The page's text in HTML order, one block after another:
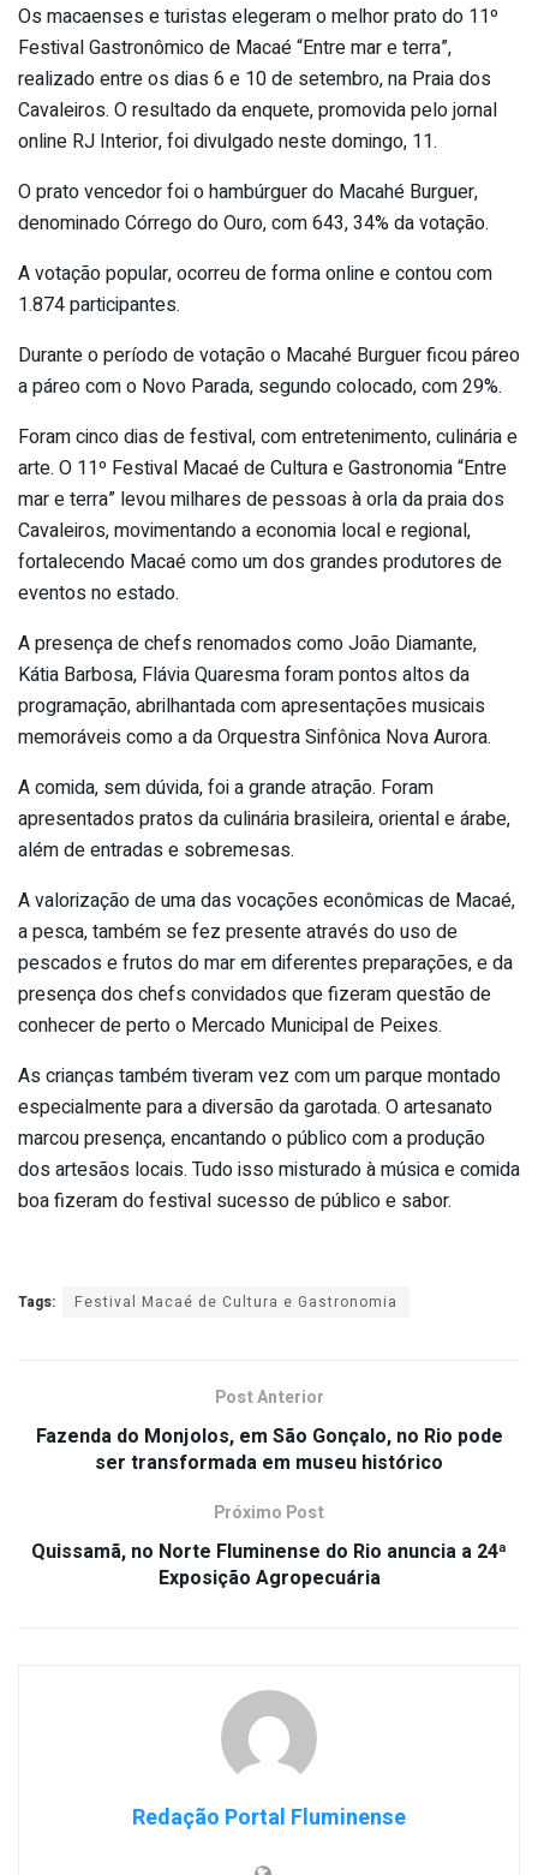
Os macaenses e turistas elegeram o melhor prato do 11º
Festival Gastronômico de Macaé “Entre mar e terra”,
realizado entre os dias 6 e 10 de setembro, na Praia dos
Cavaleiros. O resultado da enquete, promovida pelo jornal
online RJ Interior, foi divulgado neste domingo, 11.
O prato vencedor foi o hambúrguer do Macahé Burguer,
denominado Córrego do Ouro, com 643, 34% da votação.
A votação popular, ocorreu de forma online e contou com
1.874 participantes.
Durante o período de votação o Macahé Burguer ficou páreo
a páreo com o Novo Parada, segundo colocado, com 29%.
Foram cinco dias de festival, com entretenimento, culinária e
arte. O 11º Festival Macaé de Cultura e Gastronomia “Entre
mar e terra” levou milhares de pessoas à orla da praia dos
Cavaleiros, movimentando a economia local e regional,
fortalecendo Macaé como um dos grandes produtores de
eventos no estado.
A presença de chefs renomados como João Diamante,
Kátia Barbosa, Flávia Quaresma foram pontos altos da
programação, abrilhantada com apresentações musicais
memoráveis como a da Orquestra Sinfônica Nova Aurora.
A comida, sem dúvida, foi a grande atração. Foram
apresentados pratos da culinária brasileira, oriental e árabe,
além de entradas e sobremesas.
A valorização de uma das vocações econômicas de Macaé,
a pesca, também se fez presente através do uso de
pescados e frutos do mar em diferentes preparações, e da
presença dos chefs convidados que fizeram questão de
conhecer de perto o Mercado Municipal de Peixes.
As crianças também tiveram vez com um parque montado
especialmente para a diversão da garotada. O artesanato
marcou presença, encantando o público com a produção
dos artesãos locais. Tudo isso misturado à música e comida
boa fizeram do festival sucesso de público e sabor.
Tags: Festival Macaé de Cultura e Gastronomia
Post Anterior
Fazenda do Monjolos, em São Gonçalo, no Rio pode
ser transformada em museu histórico
Próximo Post
Quissamã, no Norte Fluminense do Rio anuncia a 24ª
Exposição Agropecuária
Redação Portal Fluminense